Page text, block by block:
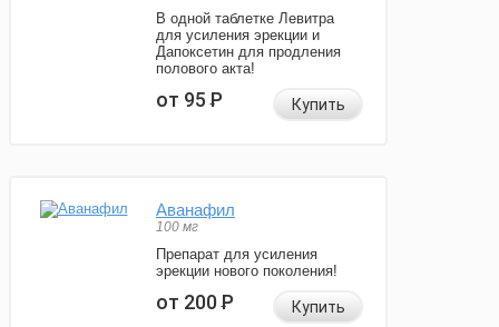
В одной таблетке Левитра
для усиления эрекции и
Дапоксетин для продления
полового акта!
от 95Р Купить
Аванафил
100 мг
Препарат для усиления
эрекции нового поколения!
от 200Р Купить